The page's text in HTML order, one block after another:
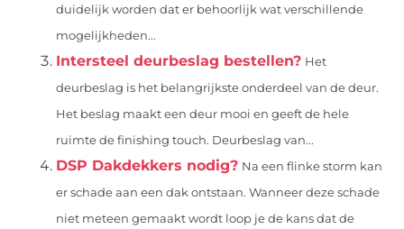
duidelijk worden dat er behoorlijk wat verschillende
mogelijkheden...
Intersteel deurbeslag bestellen? Het
deurbeslag is het belangrijkste onderdeel van de deur.
Het beslag maakt een deur mooi en geeft de hele
ruimte de finishing touch. Deurbeslag van...
DSP Dakdekkers nodig? Na een flinke storm kan
er schade aan een dak ontstaan. Wanneer deze schade
niet meteen gemaakt wordt loop je de kans dat de